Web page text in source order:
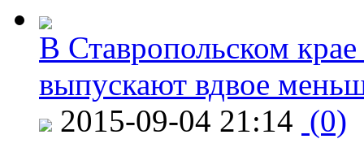
В Ставропольском
выпускают вдвое
2015-09-04 21:14 (0)